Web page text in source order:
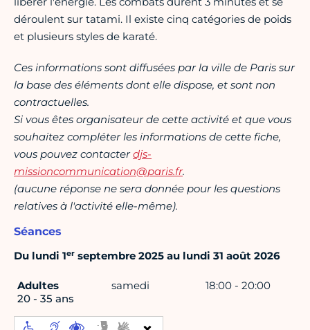
déroulent sur tatami. Il existe cinq catégories de poids
et plusieurs styles de karaté.
Ces informations sont diffusées par la ville de Paris sur
la base des éléments dont elle dispose, et sont non
contractuelles.
Si vous êtes organisateur de cette activité et que vous
souhaitez compléter les informations de cette fiche,
vous pouvez contacterdjs-
missioncommunication@paris.fr.
(aucune réponse ne sera donnée pour les questions
relatives à l'activité elle-même).
Séances
Du lundi 1er septembre 2025 au lundi 31 août 2026
Adultes
20 - 35 ans
samedi 18:00 - 20:00